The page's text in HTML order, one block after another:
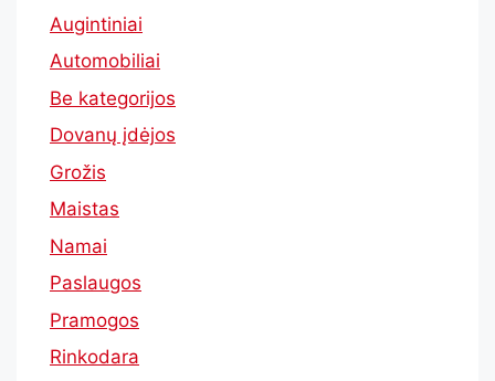
Augintiniai
Automobiliai
Be kategorijos
Dovanų įdėjos
Grožis
Maistas
Namai
Paslaugos
Pramogos
Rinkodara